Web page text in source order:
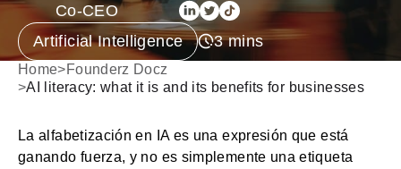
Co-CEO
Artificial Intelligence
Home>Founderz Docz
>AI literacy: what it is and its benefits for businesses
La alfabetización en IA es una expresión que está
ganando fuerza, y no es simplemente una etiqueta